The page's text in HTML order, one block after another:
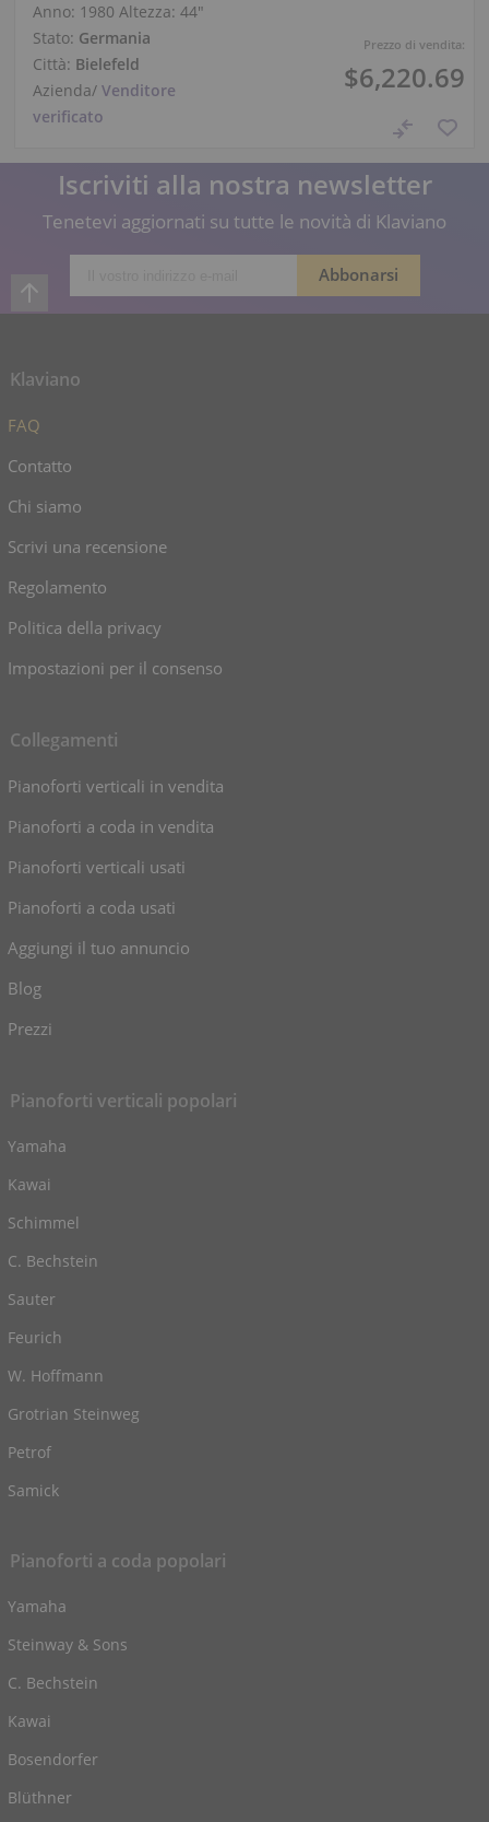
Prezzo di vendita:
$6,220.69
Anno: 1980 Altezza: 44″
Stato: Germania
Città: Bielefeld
Azienda/ Venditore
verificato
Iscriviti alla nostra newsletter
Tenetevi aggiornati su tutte le novità di Klaviano
Klaviano
FAQ
Contatto
Chi siamo
Scrivi una recensione
Regolamento
Politica della privacy
Impostazioni per il consenso
Collegamenti
Pianoforti verticali in vendita
Pianoforti a coda in vendita
Pianoforti verticali usati
Pianoforti a coda usati
Aggiungi il tuo annuncio
Blog
Prezzi
Pianoforti verticali popolari
Yamaha
Kawai
Schimmel
C. Bechstein
Sauter
Feurich
W. Hoffmann
Grotrian Steinweg
Petrof
Samick
Pianoforti a coda popolari
Yamaha
Steinway & Sons
C. Bechstein
Kawai
Bosendorfer
Blüthner